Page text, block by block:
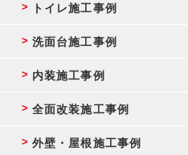
トイレ施工事例
洗面台施工事例
内装施工事例
全面改装施工事例
外壁・屋根施工事例